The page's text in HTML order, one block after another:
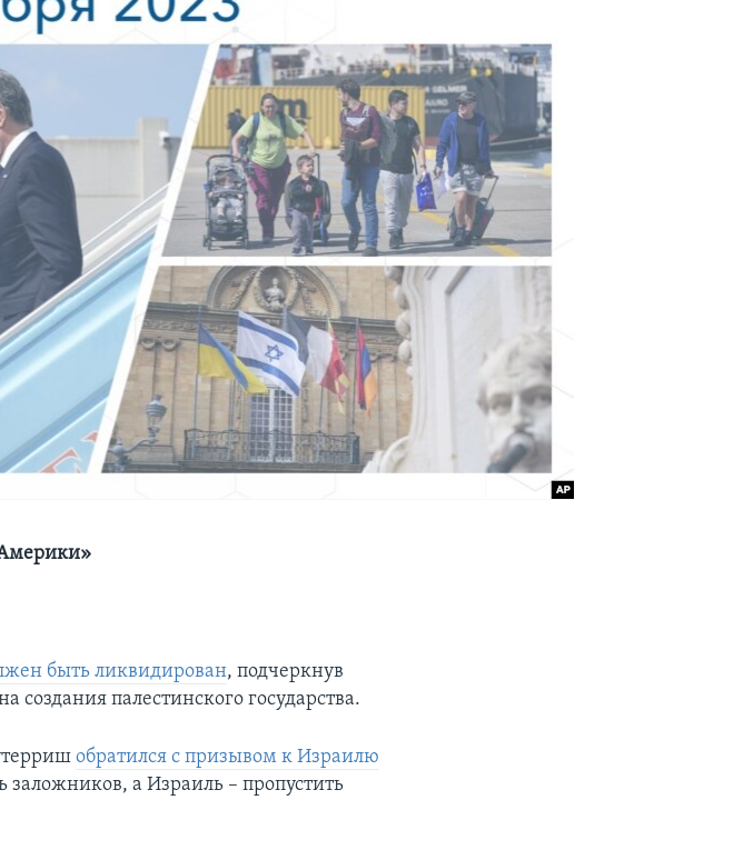
Америки»
быть ликвидирован, подчеркнув
создания палестинского государства.
обратился с призывом к Израилю
а Израиль – пропустить